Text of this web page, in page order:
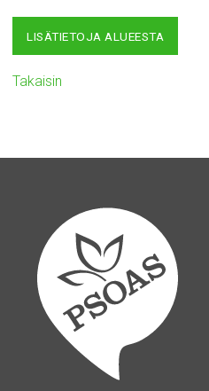
LISÄTIETOJA ALUEESTA
Takaisin